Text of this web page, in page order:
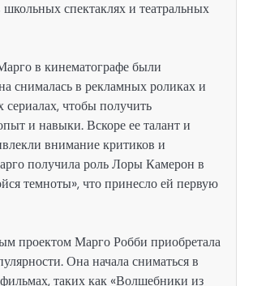
школьных спектаклях и театральных
в кинематографе были
снималась в рекламных роликах и
сериалах, чтобы получить
и навыки. Вскоре ее талант и
внимание критиков и
получила роль Лоры Камерон в
темноты», что принесло ей первую
проектом Марго Робби приобретала
Она начала сниматься в
таких как «Волшебники из